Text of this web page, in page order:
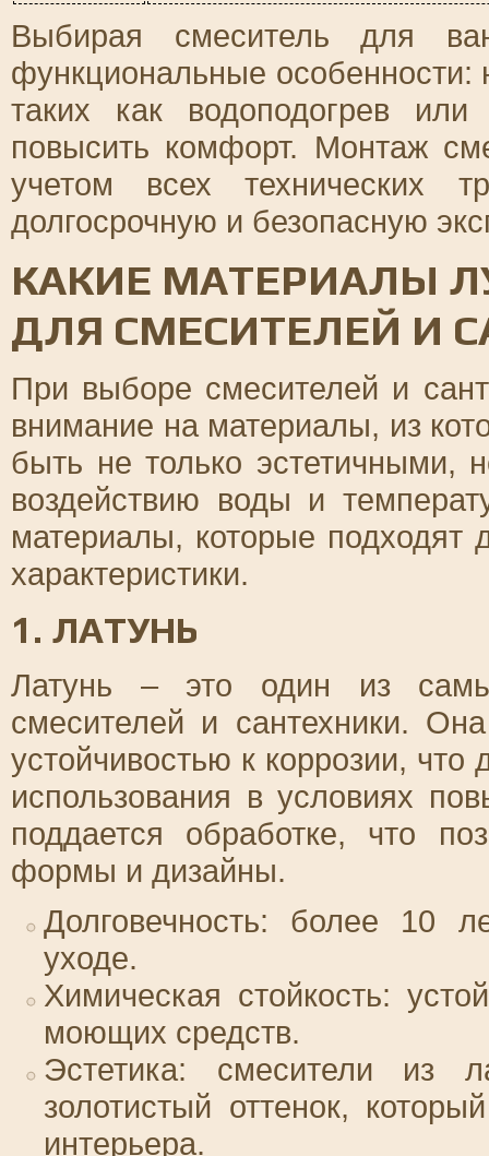
Выбирая смеситель для
функциональные
таких как водоподогрев
повысить комфорт. Монтаж
учетом всех технических
долгосрочную и безопасную
КАКИЕ МАТЕРИАЛЫ
ДЛЯ СМЕСИТЕЛЕЙ И
При выборе смесителей и
внимание на материалы, из
быть не только эстетичными,
воздействию воды и
материалы, которые подходят
характеристики.
1. ЛАТУНЬ
Латунь – это один из
смесителей и сантехники.
устойчивостью к коррозии,
использования в условиях
поддается обработке, что
формы и дизайны.
Долговечность: более 10
уходе.
Химическая стойкость:
моющих средств.
Эстетика: смесители из
золотистый оттенок,
интерьера.